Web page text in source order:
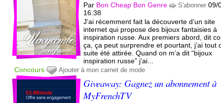
Par Bon Cheap Bon Genre S'abonner 09/
16:38
J’ai récemment fait la découverte d’un site
internet qui propose des bijoux fantaisies à
inspiration russe. Aux premiers abord, dit
ça, ça peut surprendre et pourtant, j’ai tout
suite été attirée. Quand on m’a dit “bijoux
inspiration russe” j’ai...
Concours
Ajouter à mon carnet de mode
Giveaway: Gagnez un abonnement à
MyFrenchTV